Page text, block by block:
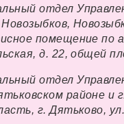
отдел
помещение по
д. 22, общей
отдел
районе и
г. Дятьково,